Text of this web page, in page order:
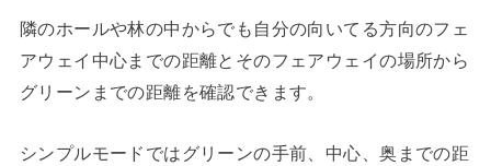
隣のホールや林の中からでも自分の向いてる方向のフェ
アウェイ中心までの距離とそのフェアウェイの場所から
グリーンまでの距離を確認できます。
シンプルモードではグリーンの手前、中心、奥までの距